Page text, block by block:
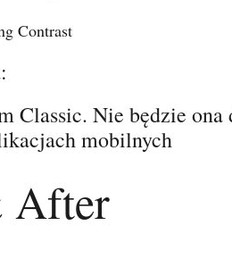
Contrast
Nie będzie ona
mobilnych
After